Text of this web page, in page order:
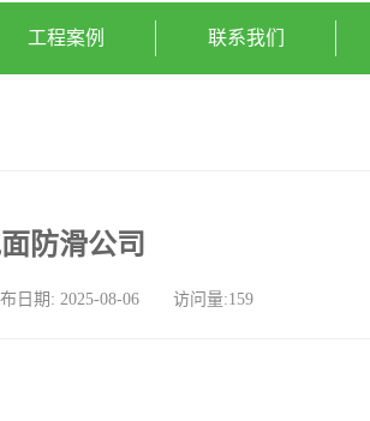
工程案例 联系我们
防滑公司
日期: 2025-08-06 访问量:159